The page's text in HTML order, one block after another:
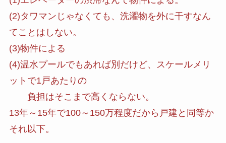
(2)タワマンじゃなくても、洗濯物を外に干すなん
てことはしない。
(3)物件による
(4)温水プールでもあれば別だけど、スケールメリ
ットで1戸あたりの
負担はそこまで高くならない。
13年～15年で100～150万程度だから戸建と同等か
それ以下。